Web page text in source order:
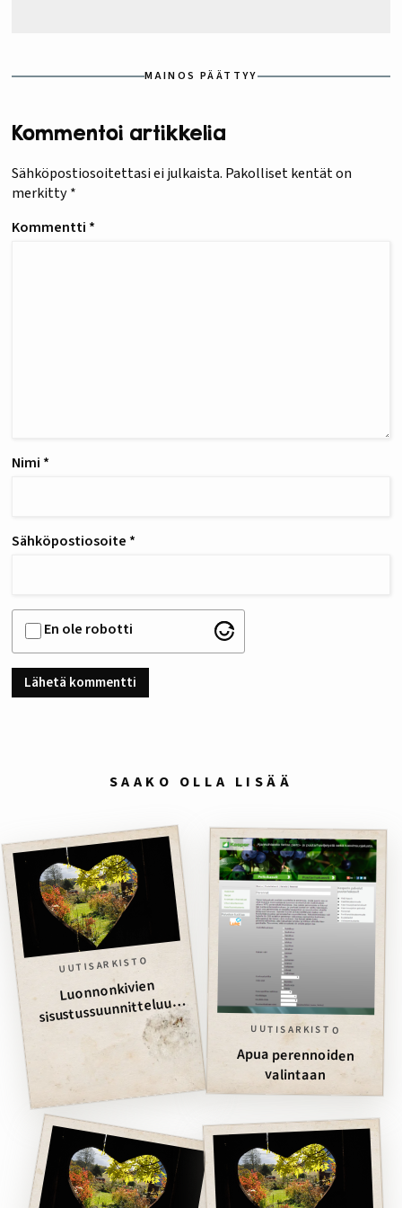
MAINOS PÄÄTTYY
Kommentoi artikkelia
Sähköpostiosoitettasi ei julkaista. Pakolliset kentät on
merkitty*
Kommentti *
Nimi *
Sähköpostiosoite *
En ole robotti
SAAKO OLLA LISÄÄ
UUTISARKISTO
Luonnonkivien
sisustussuunnitteluun
apua UUTISARKISTO
Apua perennoiden
valintaan